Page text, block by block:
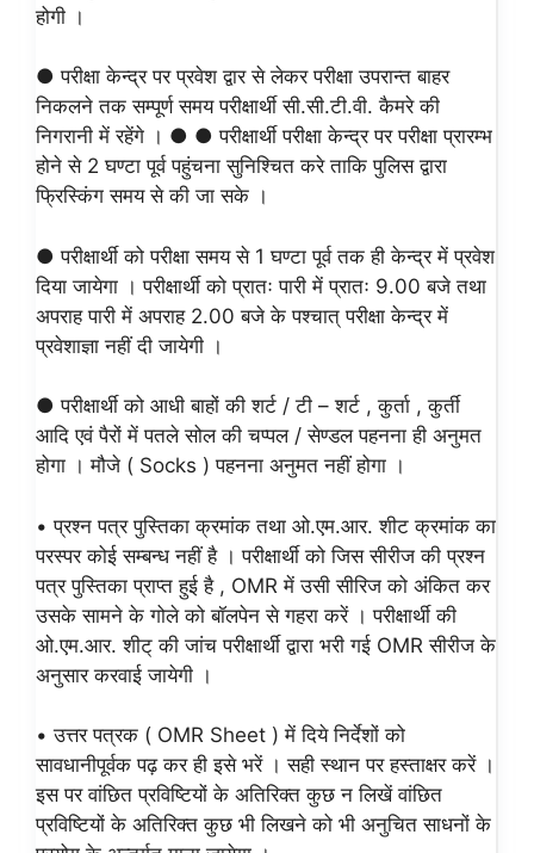
होगी ।
● परीक्षा केन्द्र पर प्रवेश द्वार से लेकर परीक्षा उपरान्त बाहर
निकलने तक सम्पूर्ण समय परीक्षार्थी सी.सी.टी.वी. कैमरे की
निगरानी में रहेंगे । ● ● परीक्षार्थी परीक्षा केन्द्र पर परीक्षा प्रारम्भ
होने से 2 घण्टा पूर्व पहुंचना सुनिश्चित करे ताकि पुलिस द्वारा
फ्रिस्किंग समय से की जा सके ।
● परीक्षार्थी को परीक्षा समय से 1 घण्टा पूर्व तक ही केन्द्र में प्रवेश
दिया जायेगा । परीक्षार्थी को प्रातः पारी में प्रातः 9.00 बजे तथा
अपराह पारी में अपराह 2.00 बजे के पश्चात् परीक्षा केन्द्र में
प्रवेशाज्ञा नहीं दी जायेगी ।
● परीक्षार्थी को आधी बाहों की शर्ट / टी – शर्ट , कुर्ता , कुर्ती
आदि एवं पैरों में पतले सोल की चप्पल / सेण्डल पहनना ही अनुमत
होगा । मौजे ( Socks ) पहनना अनुमत नहीं होगा ।
• प्रश्न पत्र पुस्तिका क्रमांक तथा ओ.एम.आर. शीट क्रमांक का
परस्पर कोई सम्बन्ध नहीं है । परीक्षार्थी को जिस सीरीज की प्रश्न
पत्र पुस्तिका प्राप्त हुई है , OMR में उसी सीरिज को अंकित कर
उसके सामने के गोले को बॉलपेन से गहरा करें । परीक्षार्थी की
ओ.एम.आर. शीट् की जांच परीक्षार्थी द्वारा भरी गई OMR सीरीज के
अनुसार करवाई जायेगी ।
• उत्तर पत्रक ( OMR Sheet ) में दिये निर्देशों को
सावधानीपूर्वक पढ़ कर ही इसे भरें । सही स्थान पर हस्ताक्षर करें ।
इस पर वांछित प्रविष्टियों के अतिरिक्त कुछ न लिखें वांछित
प्रविष्टियों के अतिरिक्त कुछ भी लिखने को भी अनुचित साधनों के